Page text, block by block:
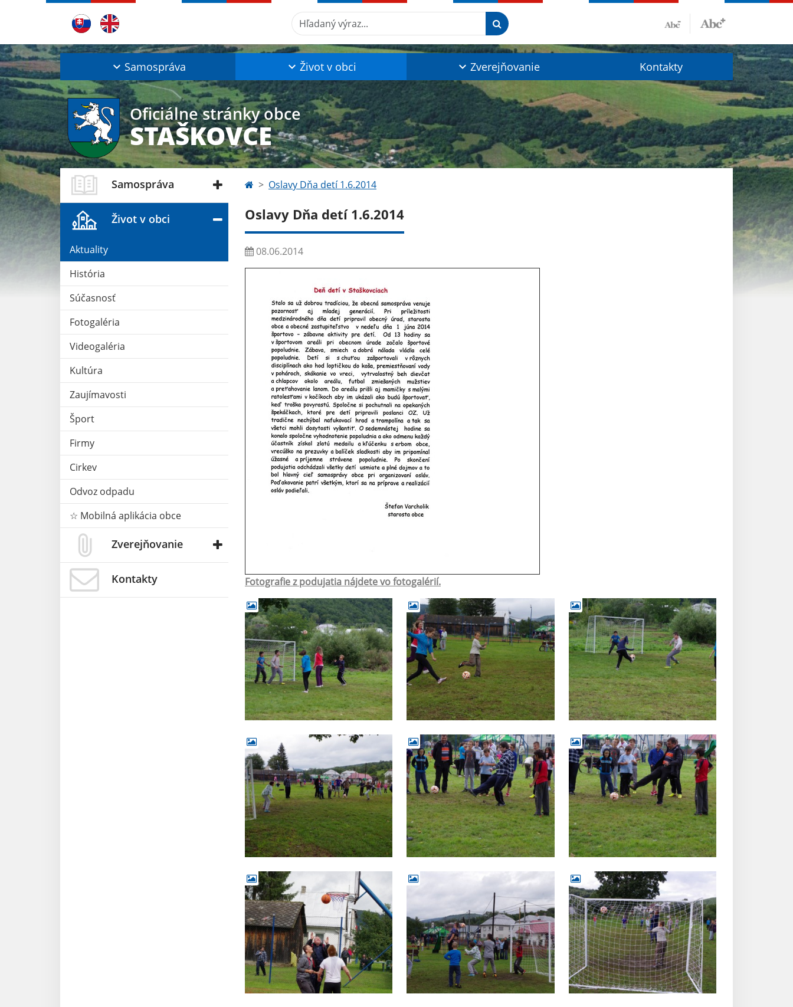
Hľadaný výraz...
Samospráva Život v obci Zverejňovanie Kontakty
Oficiálne stránky obce
STAŠKOVCE
Samospráva
Život v obci
Aktuality
História
Súčasnosť
Fotogaléria
Videogaléria
Kultúra
Zaujímavosti
Šport
Firmy
Cirkev
Odvoz odpadu
☆ Mobilná aplikácia obce
Zverejňovanie
Kontakty
Oslavy Dňa detí 1.6.2014
Oslavy Dňa detí 1.6.2014
08.06.2014
Fotografie z podujatia nájdete vo fotogalérií.